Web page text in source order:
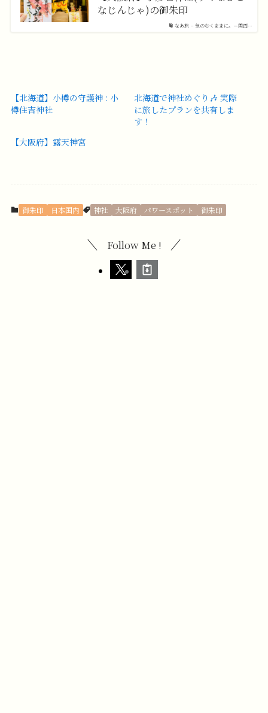
なあ旅 – 気のむくままに。－関西…
なじんじゃ)の御朱印
【北海道】小樽の守護神 : 小
樽住吉神社
北海道で神社めぐり🎶 実際
に旅したプランを共有しま
す！
【大阪府】露天神宮
御朱印 日本国内 神社 大阪府 パワースポット 御朱印
Follow Me !